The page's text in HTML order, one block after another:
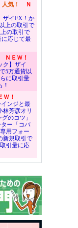
人気！
Ｎ
ザイFX！か
上の取引で
の取引で
に応じて最
ＮＥＷ！
ク】ザイ
5万通貨以
に取引量
！
インジと最
林芳彦オリ
のコツ」
ター「コバ
用フォー
新規取引で
引量に応